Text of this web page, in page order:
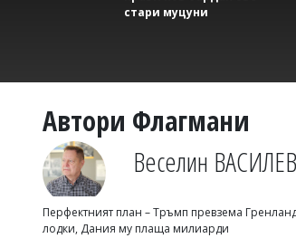
стари муцуни
Автори Флагмани
Веселин ВАСИЛЕВ
Перфектният план – Тръмп превзема
лодки, Дания му плаща милиарди